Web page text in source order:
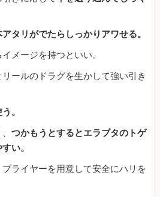
アタリがでたらしっかりアワせる。
メージを持つといい。
ールのドラグを生かして強い引き
。
つかもうとするとエラブタのトゲ
い。
ライヤーを用意して安全にハリを